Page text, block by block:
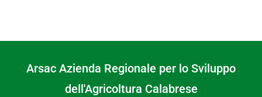
Arsac Azienda Regionale per lo Sviluppo
dell'Agricoltura Calabrese